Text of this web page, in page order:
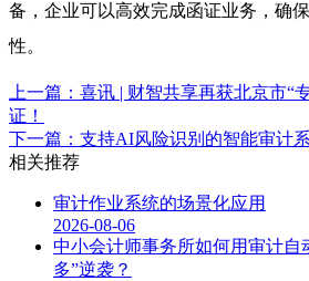
备，企业可以高效完成函证业务，确
性。
上一篇：喜讯 | 财智共享再获北京市“
证！
下一篇：支持AI风险识别的智能审计
相关推荐
审计作业系统的场景化应用
2026-08-06
中小会计师事务所如何用审计自
多”逆袭？